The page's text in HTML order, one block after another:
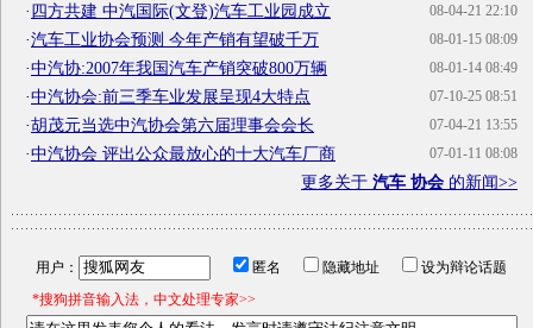
08-04-21 22:10
·四方共建 中汽国际(文登)汽车工业园成立
08-01-15 08:09
·汽车工业协会预测 今年产销有望破千万
08-01-14 08:49
·中汽协:2007年我国汽车产销突破800万辆
07-10-25 08:51
·中汽协会:前三季车业发展呈现4大特点
07-04-21 13:55
·胡茂元当选中汽协会第六届理事会会长
07-01-11 08:08
·中汽协会 评出公众最放心的十大汽车厂商
更多关于 汽车 协会 的新闻>>
用户： 匿名 隐藏地址
设为辩论话题
*搜狗拼音输入法，中文处理专家>>